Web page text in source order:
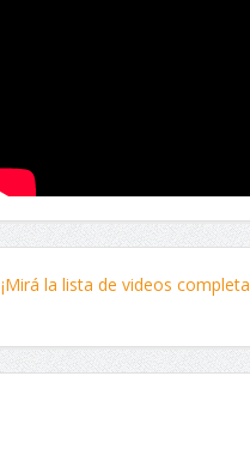
¡Mirá la lista de videos completa